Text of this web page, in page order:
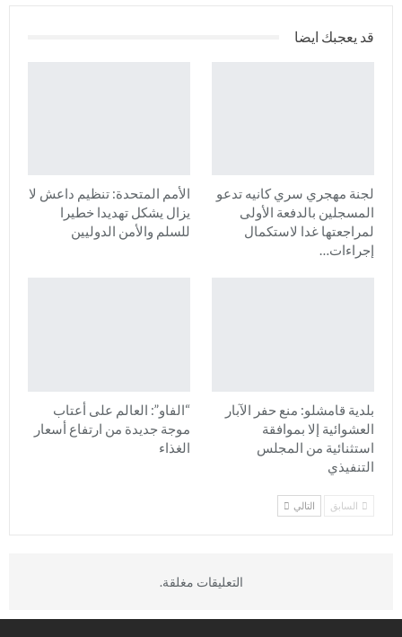
قد يعجبك ايضا
لجنة مهجري سري كانيه تدعو
المسجلين بالدفعة الأولى
لمراجعتها غدا لاستكمال
إجراءات…
الأمم المتحدة: تنظيم داعش لا
يزال يشكل تهديدا خطيرا
للسلم والأمن الدوليين
بلدية قامشلو: منع حفر الآبار
العشوائية إلا بموافقة
استثنائية من المجلس
التنفيذي
“الفاو”: العالم على أعتاب
موجة جديدة من ارتفاع أسعار
الغذاء
السابق التالي
التعليقات مغلقة.